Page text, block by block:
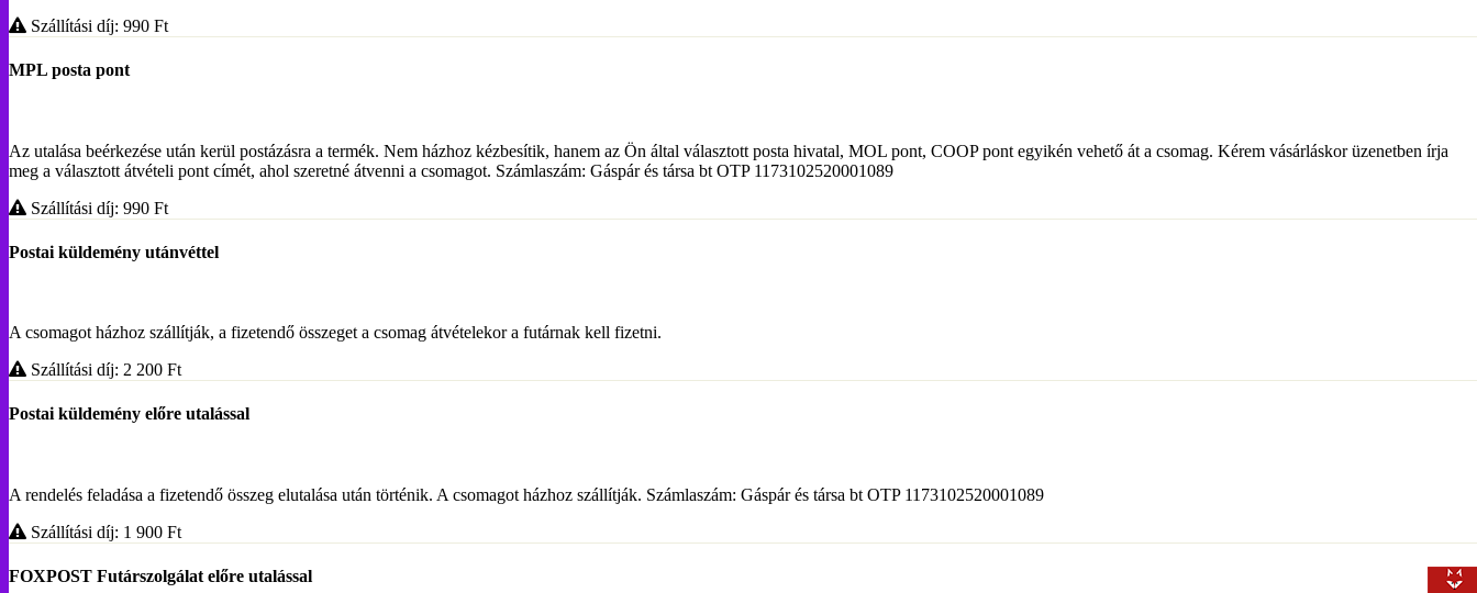
Szállítási díj: 990 Ft
MPL posta pont
Az utalása beérkezése után kerül postázásra a termék. Nem házhoz kézbesítik, hanem az Ön által választott posta hivatal, MOL pont, COOP pont egyikén vehető át a csomag. Kérem vásárláskor üzenetben írja
meg a választott átvételi pont címét, ahol szeretné átvenni a csomagot. Számlaszám: Gáspár és társa bt OTP 1173102520001089
Szállítási díj: 990 Ft
Postai küldemény utánvéttel
A csomagot házhoz szállítják, a fizetendő összeget a csomag átvételekor a futárnak kell fizetni.
Szállítási díj: 2 200 Ft
Postai küldemény előre utalással
A rendelés feladása a fizetendő összeg elutalása után történik. A csomagot házhoz szállítják. Számlaszám: Gáspár és társa bt OTP 1173102520001089
Szállítási díj: 1 900 Ft
FOXPOST Futárszolgálat előre utalással